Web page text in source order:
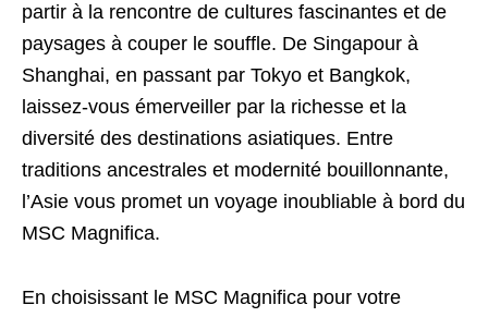
partir à la rencontre de cultures fascinantes et de
paysages à couper le souffle. De Singapour à
Shanghai, en passant par Tokyo et Bangkok,
laissez-vous émerveiller par la richesse et la
diversité des destinations asiatiques. Entre
traditions ancestrales et modernité bouillonnante,
l’Asie vous promet un voyage inoubliable à bord du
MSC Magnifica.
En choisissant le MSC Magnifica pour votre